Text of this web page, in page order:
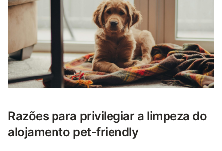
Razões para privilegiar a limpeza do
alojamento pet-friendly